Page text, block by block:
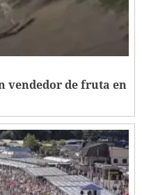
vendedor de fruta en